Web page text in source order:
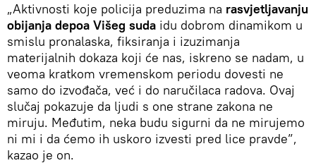
„Aktivnosti koje policija preduzima na rasvjetljavanju
obijanja depoa Višeg suda idu dobrom dinamikom u
smislu pronalaska, fiksiranja i izuzimanja
materijalnih dokaza koji će nas, iskreno se nadam, u
veoma kratkom vremenskom periodu dovesti ne
samo do izvođača, već i do naručilaca radova. Ovaj
slučaj pokazuje da ljudi s one strane zakona ne
miruju. Međutim, neka budu sigurni da ne mirujemo
ni mi i da ćemo ih uskoro izvesti pred lice pravde”,
kazao je on.